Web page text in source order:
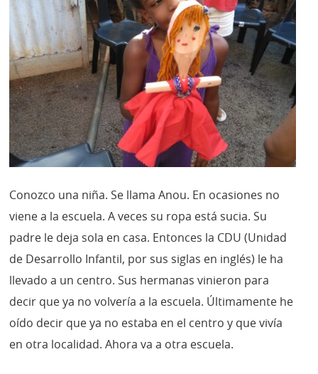
Conozco una niña. Se llama Anou. En ocasiones no
viene a la escuela. A veces su ropa está sucia. Su
padre le deja sola en casa. Entonces la CDU (Unidad
de Desarrollo Infantil, por sus siglas en inglés) le ha
llevado a un centro. Sus hermanas vinieron para
decir que ya no volvería a la escuela. Últimamente he
oído decir que ya no estaba en el centro y que vivía
en otra localidad. Ahora va a otra escuela.